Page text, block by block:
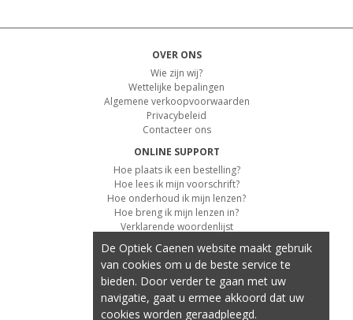
OVER ONS
Wie zijn wij?
Wettelijke bepalingen
Algemene verkoopvoorwaarden
Privacybeleid
Contacteer ons
ONLINE SUPPORT
Hoe plaats ik een bestelling?
Hoe lees ik mijn voorschrift?
Hoe onderhoud ik mijn lenzen?
Hoe breng ik mijn lenzen in?
Verklarende woordenlijst
KLANTENSERVICE
Informatie over de levering
Informatie over de betaling
Retourvoorwaarden
ONZE PRODUCTEN
De Optiek Caenen website maakt gebruik
van cookies om u de beste service te
bieden. Door verder te gaan met uw
navigatie, gaat u ermee akkoord dat uw
cookies worden geraadpleegd.